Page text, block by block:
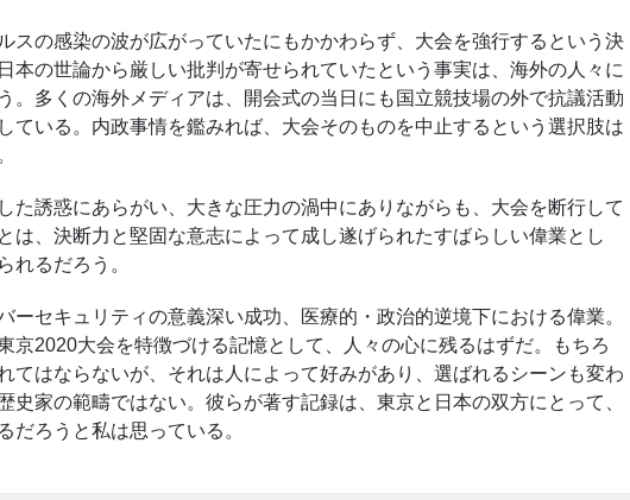
スの感染の波が広がっていたにもかかわらず、大会を強行するという決
本の世論から厳しい批判が寄せられていたという事実は、海外の人々に
。多くの海外メディアは、開会式の当日にも国立競技場の外で抗議活動
ている。内政事情を鑑みれば、大会そのものを中止するという選択肢は
誘惑にあらがい、大きな圧力の渦中にありながらも、大会を断行して
は、決断力と堅固な意志によって成し遂げられたすばらしい偉業とし
れるだろう。
セキュリティの意義深い成功、医療的・政治的逆境下における偉業。
京2020大会を特徴づける記憶として、人々の心に残るはずだ。もちろ
てはならないが、それは人によって好みがあり、選ばれるシーンも変わ
史家の範疇ではない。彼らが著す記録は、東京と日本の双方にとって、
だろうと私は思っている。